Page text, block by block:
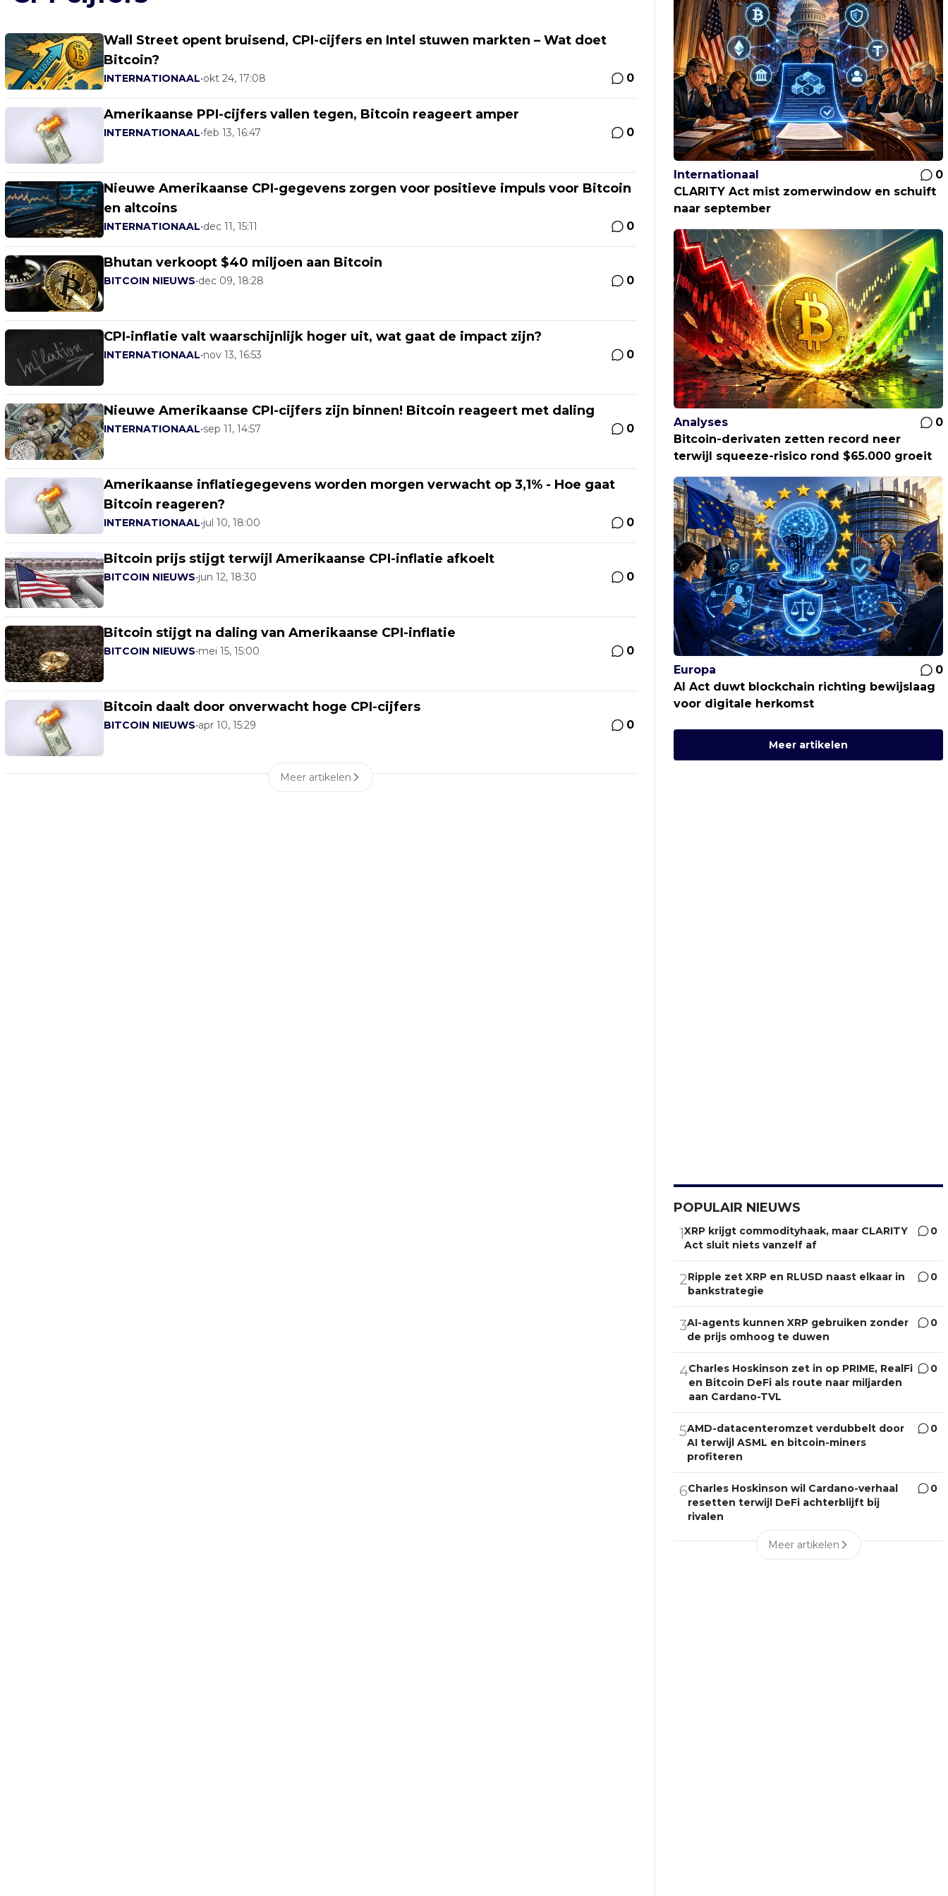
Wall Street opent bruisend, CPI-cijfers en Intel stuwen markten – Wat doet
Bitcoin?
INTERNATIONAAL•okt 24, 17:08 0
Amerikaanse PPI-cijfers vallen tegen, Bitcoin reageert amper
INTERNATIONAAL•feb 13, 16:47 0
Nieuwe Amerikaanse CPI-gegevens zorgen voor positieve impuls voor Bitcoin
en altcoins
INTERNATIONAAL•dec 11, 15:11 0
Bhutan verkoopt $40 miljoen aan Bitcoin
BITCOIN NIEUWS•dec 09, 18:28 0
CPI-inflatie valt waarschijnlijk hoger uit, wat gaat de impact zijn?
INTERNATIONAAL•nov 13, 16:53 0
Nieuwe Amerikaanse CPI-cijfers zijn binnen! Bitcoin reageert met daling
INTERNATIONAAL•sep 11, 14:57 0
Amerikaanse inflatiegegevens worden morgen verwacht op 3,1% - Hoe gaat
Bitcoin reageren?
INTERNATIONAAL•jul 10, 18:00 0
Bitcoin prijs stijgt terwijl Amerikaanse CPI-inflatie afkoelt
BITCOIN NIEUWS•jun 12, 18:30 0
Bitcoin stijgt na daling van Amerikaanse CPI-inflatie
BITCOIN NIEUWS•mei 15, 15:00 0
Bitcoin daalt door onverwacht hoge CPI-cijfers
BITCOIN NIEUWS•apr 10, 15:29 0
Meer artikelen
Internationaal
0
CLARITY Act mist zomerwindow en schuift
naar september
Analyses
0
Bitcoin-derivaten zetten record neer
terwijl squeeze-risico rond $65.000 groeit
Europa
0
AI Act duwt blockchain richting bewijslaag
voor digitale herkomst
Meer artikelen
POPULAIR NIEUWS
1XRP krijgt commodityhaak, maar CLARITY
Act sluit niets vanzelf af
0
2Ripple zet XRP en RLUSD naast elkaar in
bankstrategie
0
3AI-agents kunnen XRP gebruiken zonder
de prijs omhoog te duwen
0
4Charles Hoskinson zet in op PRIME, RealFi
en Bitcoin DeFi als route naar miljarden
aan Cardano-TVL
0
5AMD-datacenteromzet verdubbelt door
AI terwijl ASML en bitcoin-miners
profiteren
0
6Charles Hoskinson wil Cardano-verhaal
resetten terwijl DeFi achterblijft bij
rivalen
0
Meer artikelen